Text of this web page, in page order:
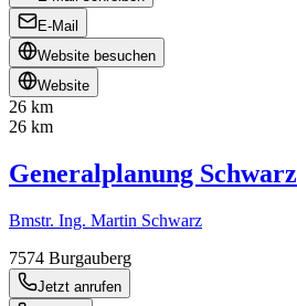
E-Mail
Website besuchen
Website
26 km
26 km
Generalplanung Schwarz
Bmstr. Ing. Martin Schwarz
7574 Burgauberg
Jetzt anrufen